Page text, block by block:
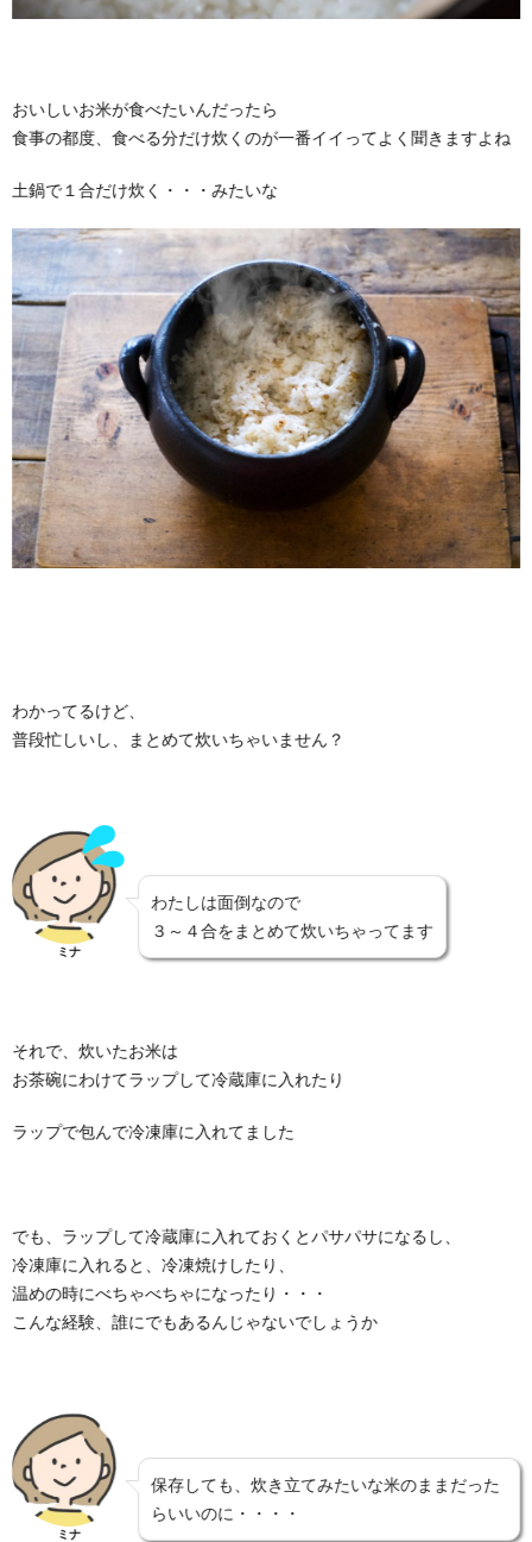
おいしいお米が食べたいんだったら
食事の都度、食べる分だけ炊くのが一番イイってよく聞きますよね
土鍋で１合だけ炊く・・・みたいな
わかってるけど、
普段忙しいし、まとめて炊いちゃいません？
ミナ
わたしは面倒なので
３～４合をまとめて炊いちゃってます
それで、炊いたお米は
お茶碗にわけてラップして冷蔵庫に入れたり
ラップで包んで冷凍庫に入れてました
でも、ラップして冷蔵庫に入れておくとパサパサになるし、
冷凍庫に入れると、冷凍焼けしたり、
温めの時にべちゃべちゃになったり・・・
こんな経験、誰にでもあるんじゃないでしょうか
ミナ
保存しても、炊き立てみたいな米のままだった
らいいのに・・・・